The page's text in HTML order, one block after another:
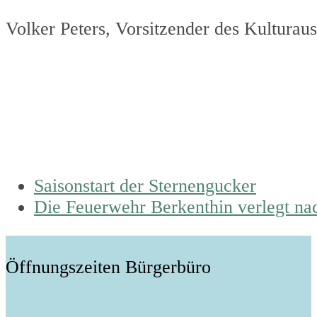
Volker Peters, Vorsitzender des
previous
post:
Saisonstart der Sternengucker
next
Die Feuerwehr Berkenthin verlegt
Öffnungszeiten Bürgerbüro